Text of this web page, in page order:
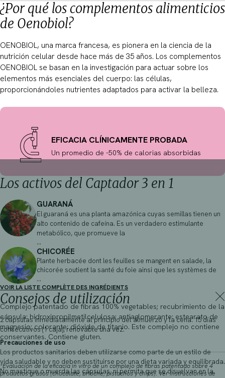
¿Por qué los complementos alimenticios
de Oenobiol?
OENOBIOL, una marca francesa, es pionera en la ciencia de la
nutrición celular desde hace más de 35 años. Los complementos
OENOBIOL se basan en la investigación para actuar sobre los
elementos más esenciales del cuerpo: las células,
proporcionándoles nutrientes adaptados para activar la belleza.
EFICACIA CLÍNICAMENTE PROBADA
Un promedio de -50% de calorias absorbidas
Los activos del Captador 3 en 1
GUARANÁ
El guaraná es una planta amazónica cuyas semillas tienen un
alto contenido de cafeína. Es un verdadero estimulante
metabólico, que promueve la
...
CHICORÉE
Plante herbacée dont les feuilles se mangent en salade, la
chicorée soutient la santé du foie ainsi que les systèmes de
...
VOIR LA LISTE COMPLÈTE DES INGRÉDIENTS
Complejo patentado de fibras 100% vegetables; recubrimiento de la
cápsula: hidroxipropilmetilcelulosa; antiaglomerante: estearato de
magnesio; colorante: dióxido de titanio. Este complejo no contiene
conservantes. Contiene gluten.
*Evaluación de la eficacia in vitro de un complejo de fibras patentado sobre 4
productos grasos (chocolate, brioche, pistachos y chips). Ver instrucciones de
Consejos de utilización
2 cápsulas inmediatamente al principio del almuerzo y la cena. 15 días
consecutivos (1 caja), renovable una vez.
Precauciones de uso
Los productos sanitarios deben utilizarse como parte de un estilo de
vida saludable y no deben sustituirse por una dieta variada y equilibrada.
No mastique o muerda las cápsulas, ni permita que se disuelvan en la